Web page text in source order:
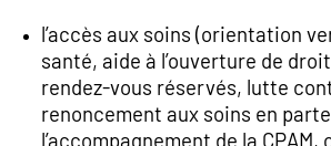
l’accès aux soins (orientation
santé, aide à l’ouverture de
rendez-vous réservés, lutte
renoncement aux soins en
l’accompagnement de la